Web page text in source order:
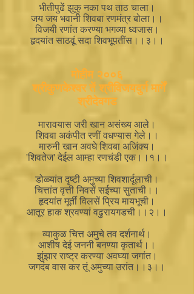
भीतीपुढें झुकु नका पथ ताठ चाला।
जय जय भवानी शिवबा रणमंत्र बोला।।
विजयी रणांत करण्या भगव्या ध्वजास।
हृदयांत साठवूं सदा शिवभूपतींस।।३।।
मोहीम २००६
श्रीकुणकेश्वर तें श्रीविजयदुर्ग मार्गें
श्रीदेवगड
मारावयास जरी खान असंख्य आले।
शिवबा अकंपीत रणीं वधण्यास गेले।।
मारुनी खान अवघे शिवबा अजिंक्य।
'शिवतेज' देईल आम्हा रणचंडी एक।।१।।
डोळ्यांत दृष्टी अमुच्या शिवशार्दूलाची।
चित्तांत वृत्ती निवसें सईच्या सुताची।।
हृदयांत मूर्तीं विलसें प्रिय मायभूची।
आतूर हाक श्रवण्यां वढुरायगडची।।२।।
व्याकुळ चित्त अमुचे तव दर्शनार्थ।
आशीष देई जननी बनण्या कृतार्थ।।
झुंझार राष्ट्र करण्या अवघ्या जगांत।
जगदंब वास कर तूं अमुच्या उरांत।।३।।